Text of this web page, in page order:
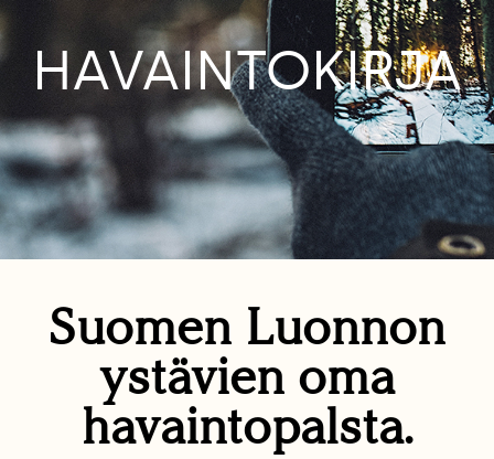
HAVAINTOKIRJA
Suomen Luonnon
ystävien oma
havaintopalsta.